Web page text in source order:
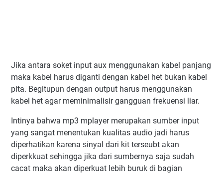
Jika antara soket input aux menggunakan kabel panjang
maka kabel harus diganti dengan kabel het bukan kabel
pita. Begitupun dengan output harus menggunakan
kabel het agar meminimalisir gangguan frekuensi liar.
Intinya bahwa mp3 mplayer merupakan sumber input
yang sangat menentukan kualitas audio jadi harus
diperhatikan karena sinyal dari kit terseubt akan
diperkkuat sehingga jika dari sumbernya saja sudah
cacat maka akan diperkuat lebih buruk di bagian